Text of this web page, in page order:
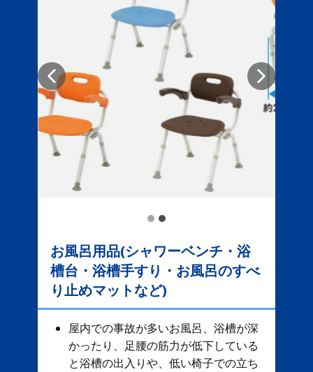
お風呂用品(シャワーベンチ・浴
槽台・浴槽手すり・お風呂のすべ
り止めマットなど)
屋内での事故が多いお風呂、​ 浴槽が深
かったり、足腰の筋力が低下している
と浴槽の出入りや、低い椅子での立ち